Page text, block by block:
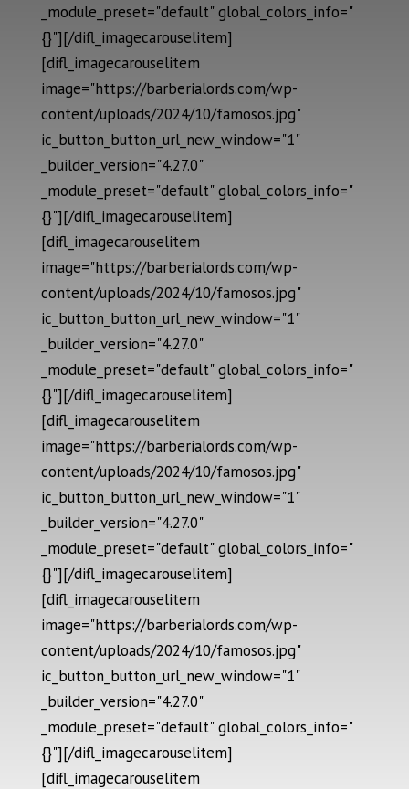
_module_preset="default" global_colors_info="
{}"][/difl_imagecarouselitem]
[difl_imagecarouselitem
image="https://barberialords.com/wp-
content/uploads/2024/10/famosos.jpg"
ic_button_button_url_new_window="1"
_builder_version="4.27.0"
_module_preset="default" global_colors_info="
{}"][/difl_imagecarouselitem]
[difl_imagecarouselitem
image="https://barberialords.com/wp-
content/uploads/2024/10/famosos.jpg"
ic_button_button_url_new_window="1"
_builder_version="4.27.0"
_module_preset="default" global_colors_info="
{}"][/difl_imagecarouselitem]
[difl_imagecarouselitem
image="https://barberialords.com/wp-
content/uploads/2024/10/famosos.jpg"
ic_button_button_url_new_window="1"
_builder_version="4.27.0"
_module_preset="default" global_colors_info="
{}"][/difl_imagecarouselitem]
[difl_imagecarouselitem
image="https://barberialords.com/wp-
content/uploads/2024/10/famosos.jpg"
ic_button_button_url_new_window="1"
_builder_version="4.27.0"
_module_preset="default" global_colors_info="
{}"][/difl_imagecarouselitem]
[difl_imagecarouselitem